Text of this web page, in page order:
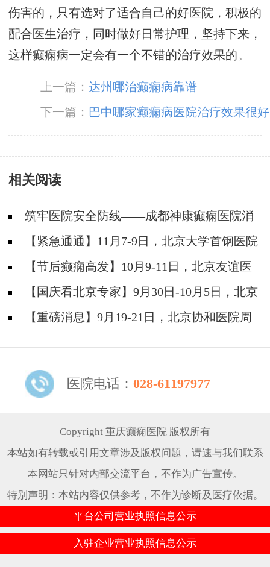
伤害的，只有选对了适合自己的好医院，积极的
配合医生治疗，同时做好日常护理，坚持下来，
这样癫痫病一定会有一个不错的治疗效果的。
上一篇：达州哪治癫痫病靠谱
下一篇： 巴中哪家癫痫病医院治疗效果很好
相关阅读
筑牢医院安全防线——成都神康癫痫医院消
防安全培训纪实
【紧急通通】11月7-9日，北京大学首钢医院
神经内科胡颖教授亲临成都会诊，破解癫痫疑难
【节后癫痫高发】10月9-11日，北京友谊医
院陈葵博士免费会诊+治疗援助，破解癫痫难
题！
【国庆看北京专家】9月30日-10月5日，北京
天坛&首钢医院两大专家蓉城亲诊+癫痫大额救
【重磅消息】9月19-21日，北京协和医院周
医院电话： 028-61197977
Copyright 重庆癫痫医院 版权所有
本站如有转载或引用文章涉及版权问题，请速与我们联系
本网站只针对内部交流平台，不作为广告宣传。
特别声明：本站内容仅供参考，不作为诊断及医疗依据。
平台公司营业执照信息公示
入驻企业营业执照信息公示